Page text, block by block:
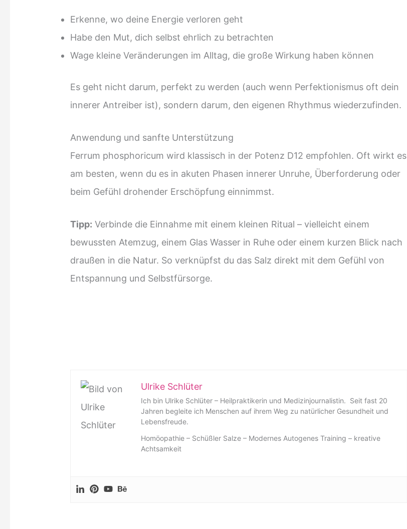
Erkenne, wo deine Energie verloren geht
Habe den Mut, dich selbst ehrlich zu betrachten
Wage kleine Veränderungen im Alltag, die große Wirkung haben können
Es geht nicht darum, perfekt zu werden (auch wenn Perfektionismus oft dein
innerer Antreiber ist), sondern darum, den eigenen Rhythmus wiederzufinden.
Anwendung und sanfte Unterstützung
Ferrum phosphoricum wird klassisch in der Potenz D12 empfohlen. Oft wirkt es
am besten, wenn du es in akuten Phasen innerer Unruhe, Überforderung oder
beim Gefühl drohender Erschöpfung einnimmst.
Tipp: Verbinde die Einnahme mit einem kleinen Ritual – vielleicht einem
bewussten Atemzug, einem Glas Wasser in Ruhe oder einem kurzen Blick nach
draußen in die Natur. So verknüpfst du das Salz direkt mit dem Gefühl von
Entspannung und Selbstfürsorge.
Ulrike Schlüter
Ich bin Ulrike Schlüter – Heilpraktikerin und Medizinjournalistin. Seit fast 20
Jahren begleite ich Menschen auf ihrem Weg zu natürlicher Gesundheit und
Lebensfreude.
Homöopathie – Schüßler Salze – Modernes Autogenes Training – kreative
Achtsamkeit